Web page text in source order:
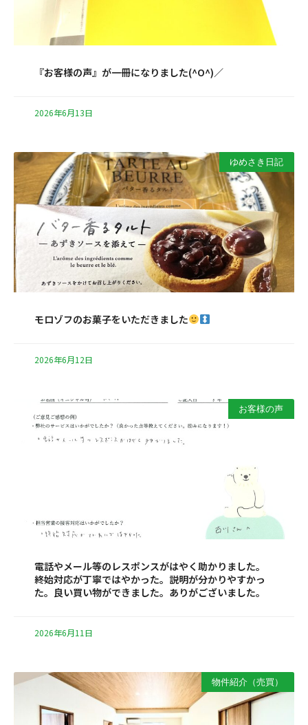
『お客様の声』が一冊になりました(^O^)／
2026年6月13日
ゆめさき日記
モロゾフのお菓子をいただきました
2026年6月12日
お客様の声
電話やメール等のレスポンスがはやく助かりました。
終始対応が丁寧ではやかった。説明が分かりやすかっ
た。良い買い物ができました。ありがございました。
2026年6月11日
物件紹介（売買）